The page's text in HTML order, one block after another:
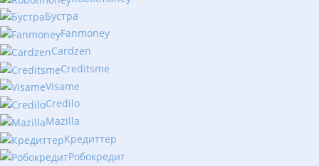
Бустра
Fanmoney
Cardzen
Creditsme
Visame
Credilo
Mazilla
Кредиттер
Робокредит